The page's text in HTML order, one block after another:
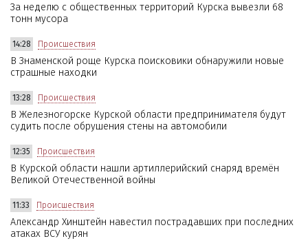
За неделю с общественных территорий Курска вывезли 68
тонн мусора
14:28 Происшествия
В Знаменской роще Курска поисковики обнаружили новые
страшные находки
13:28 Происшествия
В Железногорске Курской области предпринимателя будут
судить после обрушения стены на автомобили
12:35 Происшествия
В Курской области нашли артиллерийский снаряд времён
Великой Отечественной войны
11:33 Происшествия
Александр Хинштейн навестил пострадавших при последних
атаках ВСУ курян